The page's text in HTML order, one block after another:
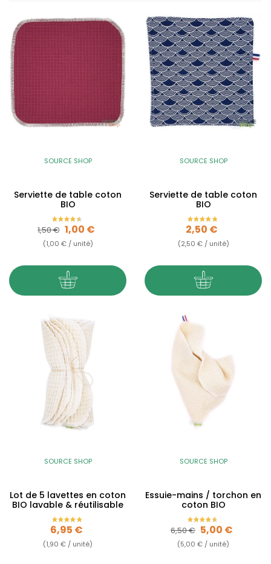
SOURCE SHOP
Serviette de table coton
BIO
Prix de base
1,50 € Prix
1,00 €
(1,00 € / unité)
SOURCE SHOP
Serviette de table coton
BIO
Prix
2,50 €
(2,50 € / unité)
SOURCE SHOP
Lot de 5 lavettes en coton
BIO lavable & réutilisable
Prix
6,95 €
(1,90 € / unité)
SOURCE SHOP
Essuie-mains / torchon en
coton BIO
Prix de base
6,50 € Prix
5,00 €
(5,00 € / unité)